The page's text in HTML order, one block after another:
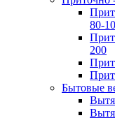
80-
200
Бытовые